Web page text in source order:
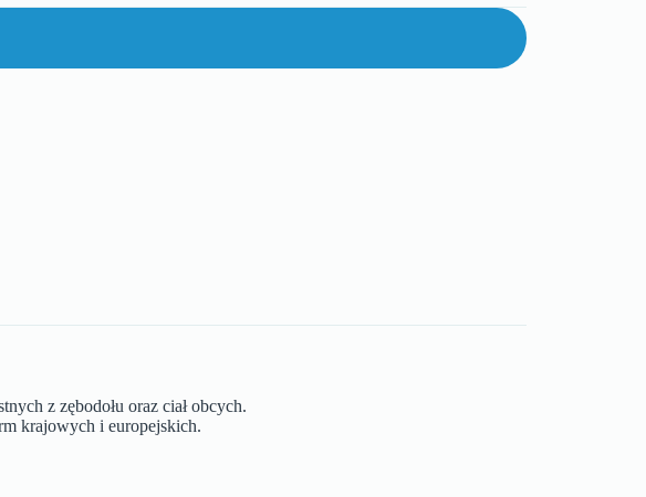
z zębodołu oraz ciał obcych.
krajowych i europejskich.